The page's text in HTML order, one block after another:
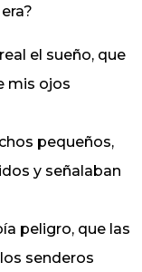
el sueño, que
mis ojos
pequeños,
y señalaban
peligro, que las
senderos